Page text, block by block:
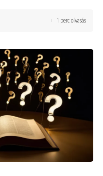
1 perc olvasás